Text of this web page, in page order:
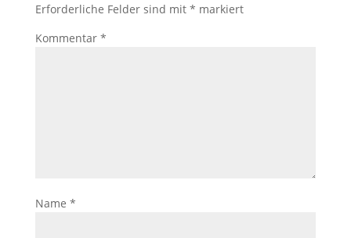
Erforderliche Felder sind mit * markiert
Kommentar *
Name *